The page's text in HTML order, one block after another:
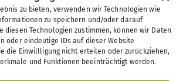
zu bieten, verwenden wir Technologien wie
zu speichern und/oder darauf
diesen Technologien zustimmen, können wir Daten
oder eindeutige IDs auf dieser Website
die Einwillligung nicht erteilen oder zurückziehen,
und Funktionen beeinträchtigt werden.